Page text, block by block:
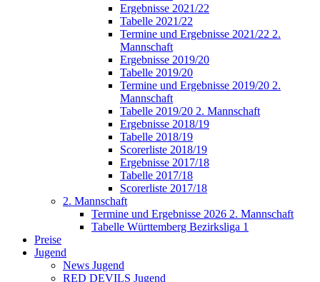
Ergebnisse 2021/22
Tabelle 2021/22
Termine und Ergebnisse 2021/22 2.
Mannschaft
Ergebnisse 2019/20
Tabelle 2019/20
Termine und Ergebnisse 2019/20 2.
Mannschaft
Tabelle 2019/20 2. Mannschaft
Ergebnisse 2018/19
Tabelle 2018/19
Scorerliste 2018/19
Ergebnisse 2017/18
Tabelle 2017/18
Scorerliste 2017/18
2. Mannschaft
Termine und Ergebnisse 2026 2. Mannschaft
Tabelle Württemberg Bezirksliga 1
Preise
Jugend
News Jugend
RED DEVILS Jugend